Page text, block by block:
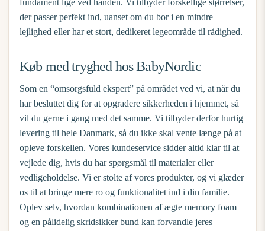
fundament lige ved hånden. Vi tilbyder forskellige størrelser,
der passer perfekt ind, uanset om du bor i en mindre
lejlighed eller har et stort, dedikeret legeområde til rådighed.
Køb med tryghed hos BabyNordic
Som en “omsorgsfuld ekspert” på området ved vi, at når du
har besluttet dig for at opgradere sikkerheden i hjemmet, så
vil du gerne i gang med det samme. Vi tilbyder derfor hurtig
levering til hele Danmark, så du ikke skal vente længe på at
opleve forskellen. Vores kundeservice sidder altid klar til at
vejlede dig, hvis du har spørgsmål til materialer eller
vedligeholdelse. Vi er stolte af vores produkter, og vi glæder
os til at bringe mere ro og funktionalitet ind i din familie.
Oplev selv, hvordan kombinationen af ægte memory foam
og en pålidelig skridsikker bund kan forvandle jeres